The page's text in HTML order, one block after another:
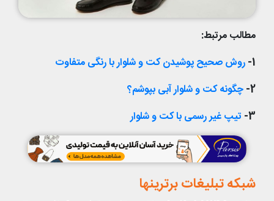
مطالب مرتبط:
1- روش صحیح پوشیدن کت و شلوار با رنگی متفاوت
2- چگونه کت و شلوار آبی بپوشم؟
3- تیپ غیر رسمی با کت و شلوار
شبکه تبلیغات برترینها